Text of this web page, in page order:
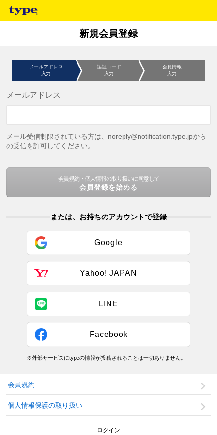
新規会員登録
メールアドレス
入力
認証コード
入力
会員情報
入力
メールアドレス
メール受信制限されている方は、noreply@notification.type.jpから
の受信を許可してください。
会員規約・個人情報の取り扱いに同意して
会員登録を始める
または、お持ちのアカウントで登録
Google
Yahoo! JAPAN
LINE
Facebook
※外部サービスにtypeの情報が投稿されることは一切ありません。
会員規約
個人情報保護の取り扱い
ログイン